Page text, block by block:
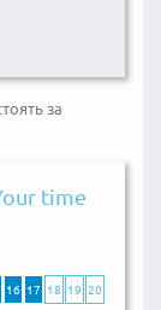
за
time
16 17 18 19 20